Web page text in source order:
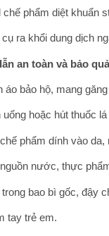
chế phẩm diệt khuẩn
cụ ra khổi dung dịch
an toàn và bảo
áo bảo hộ, mang
uống hoặc hút thuốc
phẩm dính vào da,
nước, thực
trong bao bì gốc, đậy
tay trẻ em.